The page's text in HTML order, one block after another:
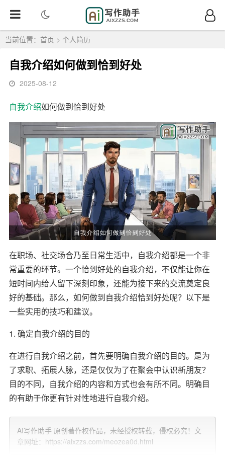
当前位置： 首页 > 个人简历
自我介绍如何做到恰到好处
2025-08-12
自我介绍如何做到恰到好处
在职场、社交场合乃至日常生活中，自我介绍都是一个非
常重要的环节。一个恰到好处的自我介绍，不仅能让你在
短时间内给人留下深刻印象，还能为接下来的交流奠定良
好的基础。那么，如何做到自我介绍恰到好处呢？以下是
一些实用的技巧和建议。
1. 确定自我介绍的目的
在进行自我介绍之前，首先要明确自我介绍的目的。是为
了求职、拓展人脉，还是仅仅为了在聚会中认识新朋友？
目的不同，自我介绍的内容和方式也会有所不同。明确目
的有助于你更有针对性地进行自我介绍。
2. 简明扼要地介绍基本信息
在自我介绍中，首先要简明扼要地介绍自己的基本信息，
AI写作助手 原创著作权作品，未经授权转载，侵权必究！文
章网址：https://aixzzs.com/meozea0d.html